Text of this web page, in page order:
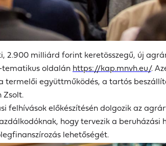
milliárd forint keretösszegű, új
oldalán https://kap.mnvh.eu/.
együttműködés, a tartós
előkészítésén dolgozik az
hogy tervezik a
lehetőségét.